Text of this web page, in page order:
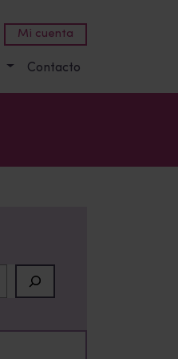
Mi cuenta
Contacto